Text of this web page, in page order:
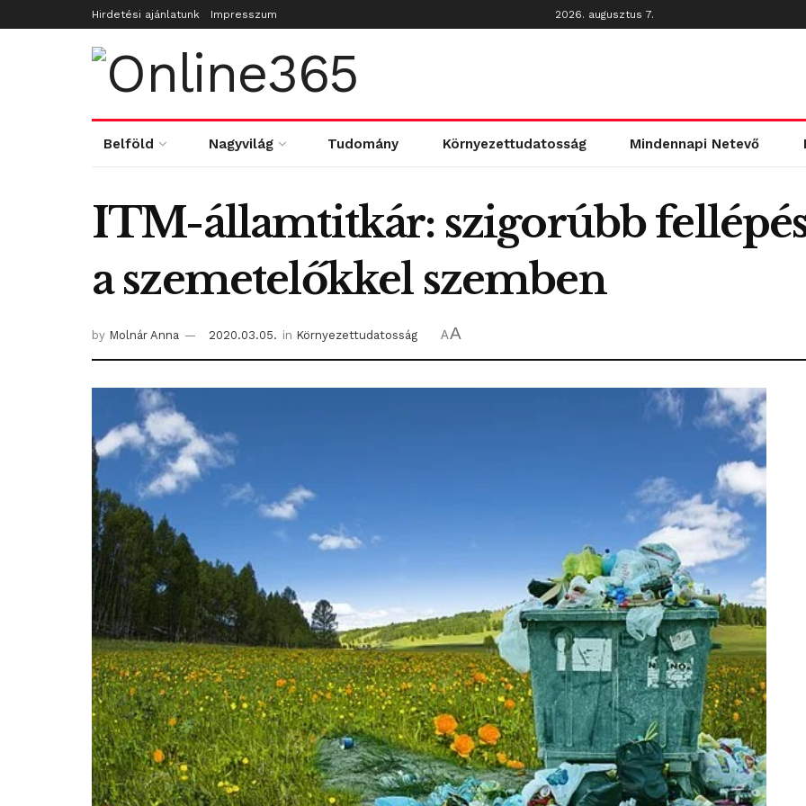
Hirdetési ajánlatunk Impresszum 2026. augusztus 7.
Belföld Nagyvilág Tudomány Környezettudatosság Mindennapi Netevő
ITM-államtitkár: szigorúbb
a szemetelőkkel szemben
by Molnár Anna 2020.03.05. in Környezettudatosság AA